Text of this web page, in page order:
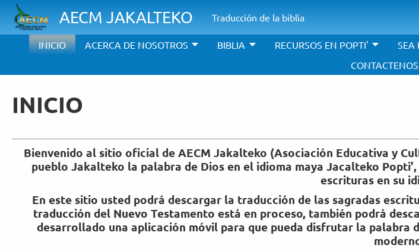
Pasar al contenido principal
AECM JAKALTEKO Traducción de la biblia
INICIO ACERCA DE NOSOTROS BIBLIA RECURSOS EN POPTI' SEA
CONTACTENOS
INICIO
Bienvenido al sitio oficial de AECM Jakalteko (Asociación Educativa y
pueblo Jakalteko la palabra de Dios en el idioma maya Jacalteko
escrituras en su
En este sitio usted podrá descargar la traducción de las sagradas
traducción del Nuevo Testamento está en proceso, también podrá
desarrollado una aplicación móvil para que pueda disfrutar la